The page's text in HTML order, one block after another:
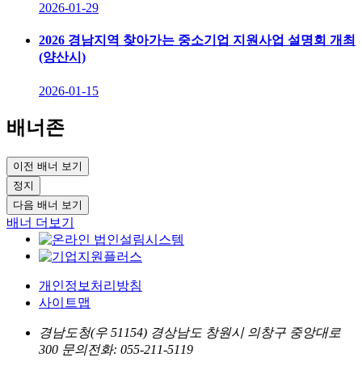
2026-01-29
2026 경남지역 찾아가는 중소기업 지원사업 설명회 개최
(양산시)
2026-01-15
배너존
이전 배너 보기
정지
다음 배너 보기
배너 더보기
개인정보처리방침
사이트맵
경남도청(우 51154) 경상남도 창원시 의창구 중앙대로
300 문의전화: 055-211-5119